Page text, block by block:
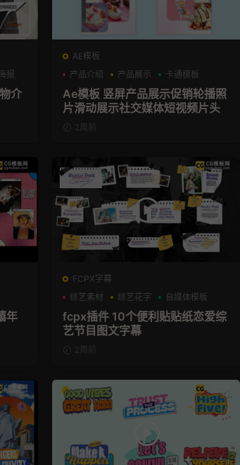
报
介
AE模板
产品介绍
产品展示 卡通模板
Ae模板 竖屏产品展示促销轮播照
片滑动展示社交媒体短视频片头
2周前
年
FCPX字幕
综艺素材
综艺花字 自媒体模板
fcpx插件 10个便利贴贴纸恋爱综
艺节目图文字幕
2周前